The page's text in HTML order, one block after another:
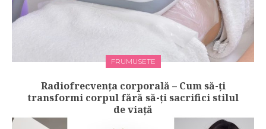
FRUMUSETE
Radiofrecvența corporală – Cum să-ți
transformi corpul fără să-ți sacrifici stilul
de viață